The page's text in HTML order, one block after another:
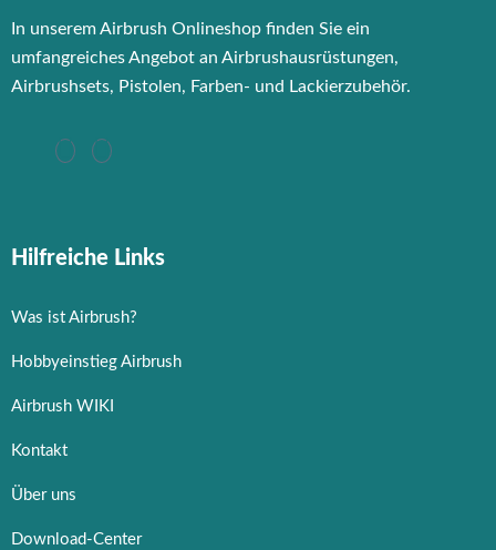
In unserem Airbrush Onlineshop finden Sie ein
umfangreiches Angebot an Airbrushausrüstungen,
Airbrushsets, Pistolen, Farben- und Lackierzubehör.
Hilfreiche Links
Was ist Airbrush?
Hobbyeinstieg Airbrush
Airbrush WIKI
Kontakt
Über uns
Download-Center